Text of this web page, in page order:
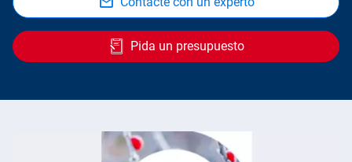
Pida un presupuesto